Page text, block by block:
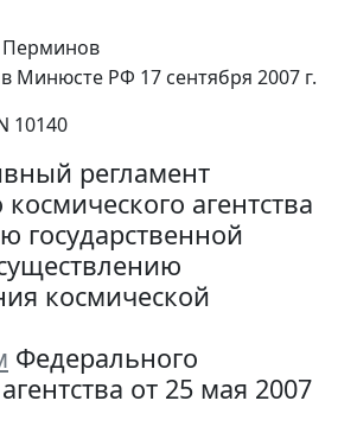
Минюсте РФ 17 сентября 2007 г.
10140
регламент
агентства
государственной
космической
Федерального
от 25 мая 2007